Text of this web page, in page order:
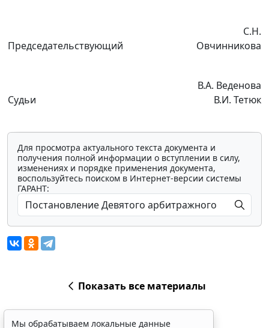
Председательствующий
С.Н.
Овчинникова
Судьи
В.А. Веденова
В.И. Тетюк
Для просмотра актуального текста документа и
получения полной информации о вступлении в силу,
изменениях и порядке применения документа,
воспользуйтесь поиском в Интернет-версии системы
ГАРАНТ:
Показать все материалы
Мы обрабатываем локальные данные